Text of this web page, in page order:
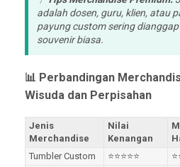
adalah dosen, guru, klien, atau
payung custom sering
souvenir biasa.
📊 Perbandingan
Wisuda dan Perpisahan
Jenis
Merchandise
Nilai
Kenangan
Tumbler Custom
⭐⭐⭐⭐⭐